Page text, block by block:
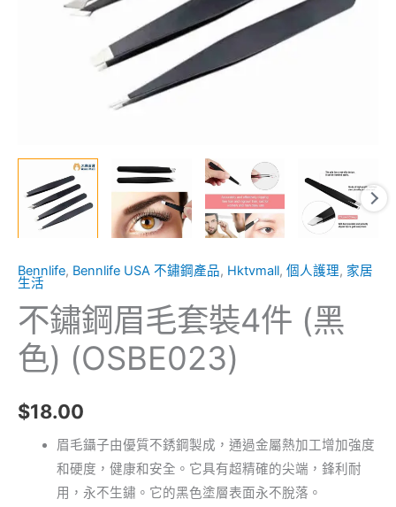
Bennlife, Bennlife USA 不鏽鋼產品, Hktvmall, 個人護理, 家居
生活
不鏽鋼眉毛套裝4件 (黑
色) (OSBE023)
$18.00
眉毛鑷子由優質不銹鋼製成，通過金屬熱加工增加強度
和硬度，健康和安全。它具有超精確的尖端，鋒利耐
用，永不生鏽。它的黑色塗層表面永不脫落。